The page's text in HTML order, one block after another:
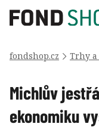
fondshop.cz Trhy
Michlův
ekonomiku